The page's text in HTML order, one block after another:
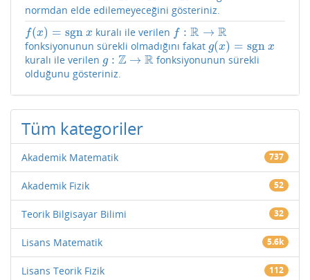
normdan elde edilemeyeceğini gösteriniz.
f(x) = sgn x
f(x)=sgn x kuralı ile verilen f : R → R
f:R→R
fonksiyonunun sürekli olmadığını fakat g(x) = sgn x
g(x)= sgnx
kuralı ile verilen g : Z → R
g: Z → R
fonksiyonunun sürekli
olduğunu gösteriniz.
Tüm kategoriler
Akademik Matematik 737
Akademik Fizik 52
Teorik Bilgisayar Bilimi 32
Lisans Matematik 5.6k
Lisans Teorik Fizik 112